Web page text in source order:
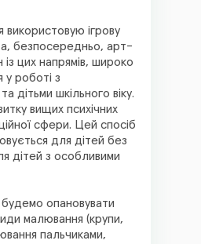
використовую ігрову
безпосередньо, арт-
цих напрямів, широко
у роботі з
дітьми шкільного віку.
вищих психічних
сфери. Цей спосіб
для дітей без
дітей з особливими
будемо опановувати
малювання (крупи,
пальчиками,